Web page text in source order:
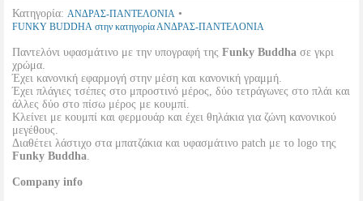
Κατηγορία: ΑΝΔΡΑΣ-ΠΑΝΤΕΛΟΝΙΑ •
FUNKY BUDDHA στην κατηγορία ΑΝΔΡΑΣ-ΠΑΝΤΕΛΟΝΙΑ
Παντελόνι υφασμάτινο με την υπογραφή της Funky Buddha σε γκρι
χρώμα.
Έχει κανονική εφαρμογή στην μέση και κανονική γραμμή.
Έχει πλάγιες τσέπες στο μπροστινό μέρος, δύο τετράγωνες στο πλάι και
άλλες δύο στο πίσω μέρος με κουμπί.
Κλείνει με κουμπί και φερμουάρ και έχει θηλάκια για ζώνη κανονικού
μεγέθους.
Διαθέτει λάστιχο στα μπατζάκια και υφασμάτινο patch με το logo της
Funky Buddha.
Company info